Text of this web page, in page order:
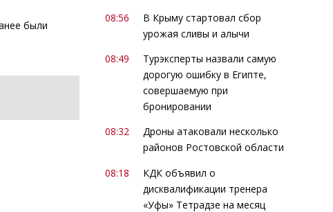
были
08:56
В Крыму стартовал сбор
урожая сливы и алычи
08:49
Турэксперты назвали самую
дорогую ошибку в Египте,
совершаемую при
бронировании
08:32
Дроны атаковали несколько
районов Ростовской области
08:18
КДК объявил о
дисквалификации тренера
«Уфы» Тетрадзе на месяц